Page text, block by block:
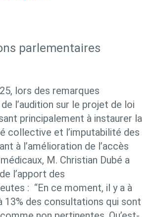
parlementaires
lors des remarques
l’audition sur le projet de loi
principalement à instaurer la
collective et l’imputabilité des
à l’amélioration de l’accès
M. Christian Dubé a
l’apport des
: “En ce moment, il y a à
13% des consultations qui sont